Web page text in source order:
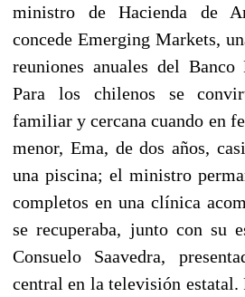
ministro de Hacienda de
concede Emerging Markets,
reuniones anuales del
Para los chilenos se
familiar y cercana cuando en
menor, Ema, de dos años,
una piscina; el ministro
completos en una clínica
se recuperaba, junto con su
Consuelo Saavedra,
central en la televisión estatal.